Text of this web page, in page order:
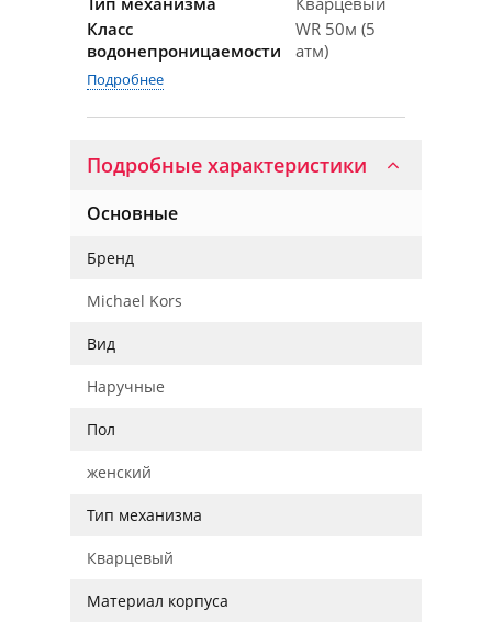
Класс
водонепроницаемости
WR 50м (5
атм)
Подробнее
Подробные характеристики
Основные
Бренд
Michael Kors
Вид
Наручные
Пол
женский
Тип механизма
Кварцевый
Материал корпуса